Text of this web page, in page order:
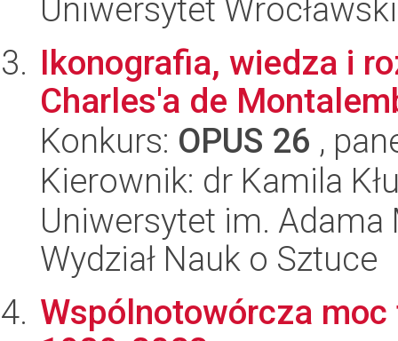
Uniwersytet
Ikonografia, wiedza i
Charles'a de
Konkurs: OPUS 26 ,
Kierownik: dr Kamila
Uniwersytet im.
Wydział Nauk o Sztuce
Wspólnotowórcza